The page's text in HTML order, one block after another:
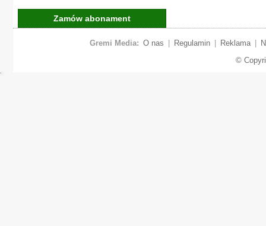
Zamów abonament
Gremi Media: O nas Regulamin Reklama
©